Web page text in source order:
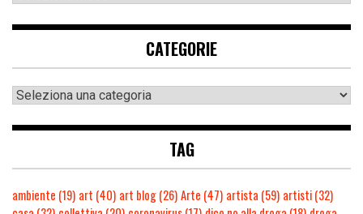
CATEGORIE
TAG
ambiente (19) art (40) art blog(26)Arte (47) artista (59) artisti(32)